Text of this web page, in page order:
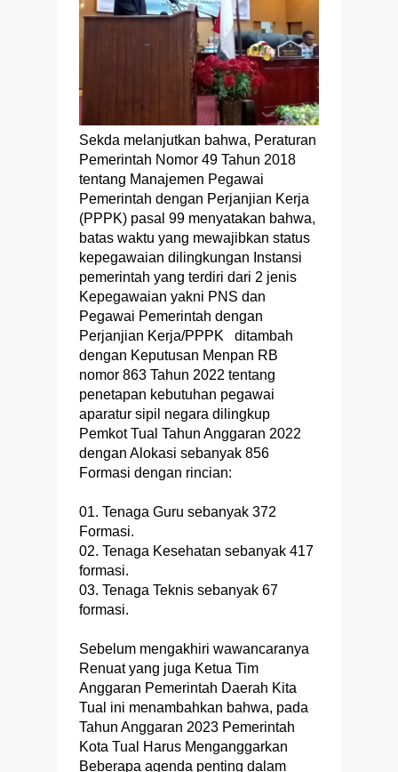
Sekda melanjutkan bahwa, Peraturan
Pemerintah Nomor 49 Tahun 2018
tentang Manajemen Pegawai
Pemerintah dengan Perjanjian Kerja
(PPPK) pasal 99 menyatakan bahwa,
batas waktu yang mewajibkan status
kepegawaian dilingkungan Instansi
pemerintah yang terdiri dari 2 jenis
Kepegawaian yakni PNS dan
Pegawai Pemerintah dengan
Perjanjian Kerja/PPPK ditambah
dengan Keputusan Menpan RB
nomor 863 Tahun 2022 tentang
penetapan kebutuhan pegawai
aparatur sipil negara dilingkup
Pemkot Tual Tahun Anggaran 2022
dengan Alokasi sebanyak 856
Formasi dengan rincian:
01. Tenaga Guru sebanyak 372
Formasi.
02. Tenaga Kesehatan sebanyak 417
formasi.
03. Tenaga Teknis sebanyak 67
formasi.
Sebelum mengakhiri wawancaranya
Renuat yang juga Ketua Tim
Anggaran Pemerintah Daerah Kita
Tual ini menambahkan bahwa, pada
Tahun Anggaran 2023 Pemerintah
Kota Tual Harus Menganggarkan
Beberapa agenda penting dalam